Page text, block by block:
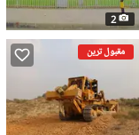
2
مقبول ترین